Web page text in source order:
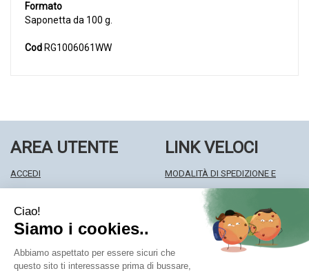
Formato
Saponetta da 100 g.
Cod RG1006061WW
AREA UTENTE
ACCEDI
WISHLIST
ISCRIZIONE ALLA NEWSLETTER
LINK VELOCI
MODALITÀ DI SPEDIZIONE E
MODALITÀ DI PAGAMENTO
INFORMATIVA PRIVACY
CONDIZIONI DI VENDITA